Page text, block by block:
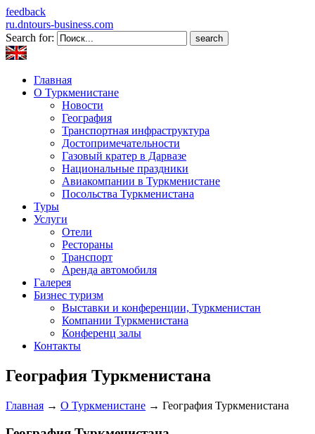
feedback
ru.dntours-business.com
Search for:
Главная
О Туркменистане
Новости
География
Транспортная инфраструктура
Достопримечательности
Газовый кратер в Дарвазе
Национальные праздники
Авиакомпании в Туркменистане
Посольства Туркменистана
Туры
Услуги
Отели
Рестораны
Транспорт
Аренда автомобиля
Галерея
Бизнес туризм
Выставки и конференции, Туркменистан
Компании Туркменистана
Конференц залы
Контакты
География Туркменистана
Главная → О Туркменистане → География Туркменистана